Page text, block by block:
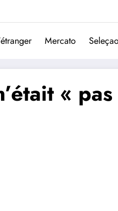
Mercato
«